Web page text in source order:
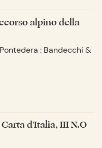
alpino della
Pontedera : Bandecchi &
d'Italia, III N.O